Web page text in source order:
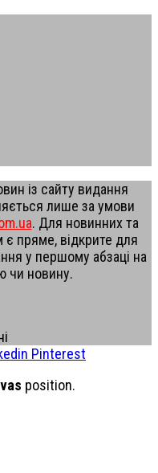
із сайту видання
лише за умови
. Для новинних та
пряме, відкрите для
у першому абзаці на
чи новину.
Pinterest
position.